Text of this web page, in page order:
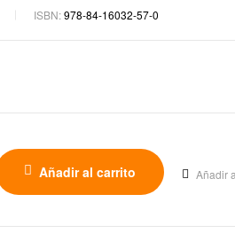
ISBN:978-84-16032-57-0
Añadir al carrito Añadir